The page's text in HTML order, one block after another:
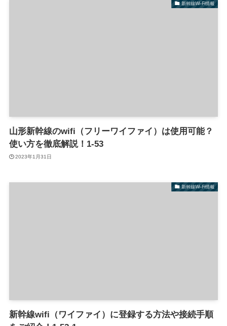
新幹線Wi-Fi情報
山形新幹線のwifi（フリーワイファイ）は使用可能？
使い方を徹底解説！1-53
2023年1月31日
新幹線Wi-Fi情報
新幹線wifi（ワイファイ）に登録する方法や接続手順